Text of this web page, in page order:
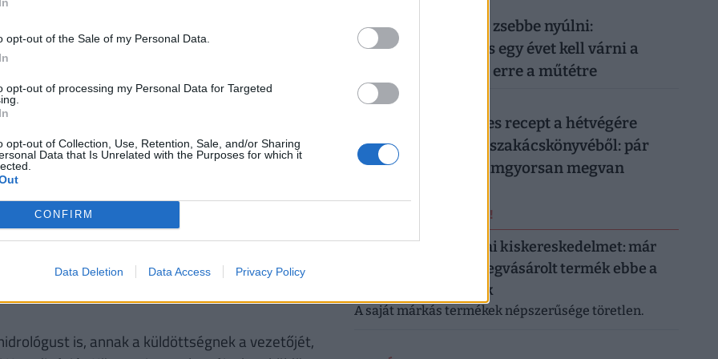
opt-out of the Sale of my Personal Data.
opt-out of processing my Personal Data for Targeted
opt-out of Collection, Use, Retention, Sale, and/or Sharing
Data that Is Unrelated with the Purposes for which it
CONFIRM
Data Deletion Data Access Privacy Policy
a cikkben, illetve a Pénzcentrum
oknyomozó portál terjedelmes riportban
az eltelt időszak fejleményeiről is beszámolt.
a helyi gazdaság összeomlott, a
sem nevezték meg, és a bányát működtető
munkálatok felét végezte el. Csupán
készült el, a patak medrének
megelőzni, várat magára. A Korond-patakon
munkálatai is hátra vannak, a tervek
is, annak a küldöttségnek a vezetőjét,
Nem elég mélyen a zsebbe nyúlni:
magánellátásban is egy évet kell várni a
magyar férfiaknak erre a műtétre
2026. augusztus 8.
Két olcsó húsmentes recept a hétvégére
Frank Júlia filléres szakácskönyvéből: pár
száz forintból, villámgyorsan megvan
ERRŐL NE MARADJ LE!
Letarolták az európai kiskereskedelmet: már
minden második megvásárolt termék ebbe a
kategóriába tartozik
A saját márkás termékek népszerűsége töretlen.